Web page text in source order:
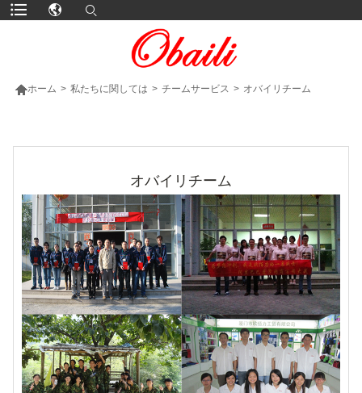
ホーム > 私たちに関しては > チームサービス > オバイリチーム
オバイリチーム